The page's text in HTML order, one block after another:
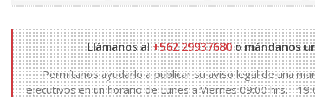
Llámanos al+562 29937680o mándanos
Permítanos ayudarlo a publicar su aviso legal de una
ejecutivos en un horario de Lunes a Viernes 09:00 hrs. -